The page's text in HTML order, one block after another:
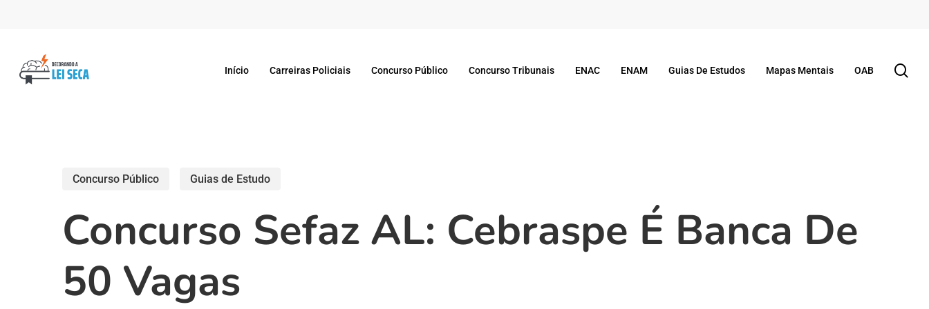
content
Início Carreiras Policiais Concurso Público Concurso Tribunais ENAC ENAM Guias De Estudos Mapas Mentais OAB
Concurso Público Guias de Estudo
Concurso Sefaz AL: Cebraspe É Banca De
50 Vagas